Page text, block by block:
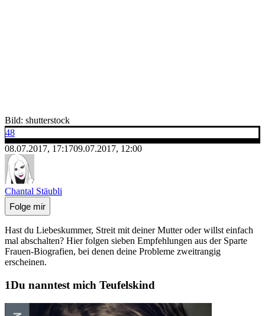
Bild: shutterstock
48
08.07.2017, 17:1709.07.2017, 12:00
Chantal Stäubli
Folge mir
Hast du Liebeskummer, Streit mit deiner Mutter oder willst einfach
mal abschalten? Hier folgen sieben Empfehlungen aus der Sparte
Frauen-Biografien, bei denen deine Probleme zweitrangig
erscheinen.
Du nanntest mich Teufelskind